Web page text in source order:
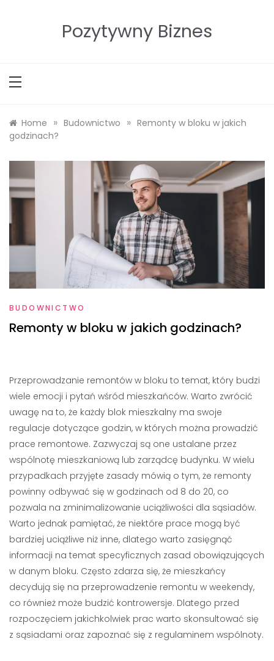
Pozytywny Biznes
Home » Budownictwo » Remonty w bloku w jakich
godzinach?
BUDOWNICTWO
Remonty w bloku w jakich godzinach?
Przeprowadzanie remontów w bloku to temat, który budzi
wiele emocji i pytań wśród mieszkańców. Warto zwrócić
uwagę na to, że każdy blok mieszkalny ma swoje
regulacje dotyczące godzin, w których można prowadzić
prace remontowe. Zazwyczaj są one ustalane przez
wspólnotę mieszkaniową lub zarządcę budynku. W wielu
przypadkach przyjęte zasady mówią o tym, że remonty
powinny odbywać się w godzinach od 8 do 20, co
pozwala na zminimalizowanie uciążliwości dla sąsiadów.
Warto jednak pamiętać, że niektóre prace mogą być
bardziej uciążliwe niż inne, dlatego warto zasięgnąć
informacji na temat specyficznych zasad obowiązujących
w danym bloku. Często zdarza się, że mieszkańcy
decydują się na przeprowadzenie remontu w weekendy,
co również może budzić kontrowersje. Dlatego przed
rozpoczęciem jakichkolwiek prac warto skonsultować się
z sąsiadami oraz zapoznać się z regulaminem wspólnoty.